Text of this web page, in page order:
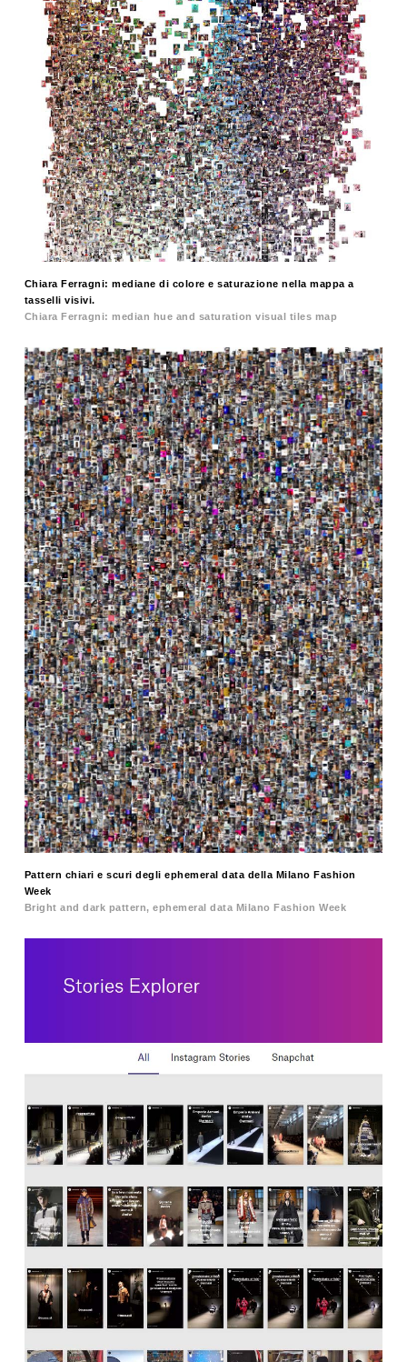
Chiara Ferragni: mediane di colore e saturazione nella mappa a
tasselli visivi.
Chiara Ferragni: median hue and saturation visual tiles map
Pattern chiari e scuri degli ephemeral data della Milano Fashion
Week
Bright and dark pattern, ephemeral data Milano Fashion Week